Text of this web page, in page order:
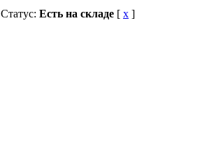
Статус: Есть на складе [ x ]